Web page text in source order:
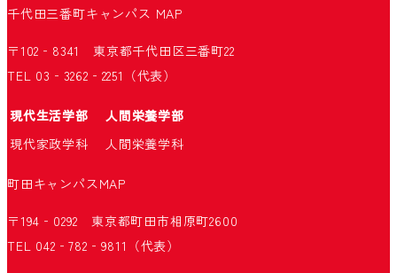
千代田三番町キャンパス MAP
〒102‐8341 東京都千代田区三番町22
TEL 03‐3262‐2251（代表）
現代生活学部
人間栄養学部
現代家政学科
人間栄養学科
町田キャンパスMAP
〒194‐0292 東京都町田市相原町2600
TEL 042‐782‐9811（代表）